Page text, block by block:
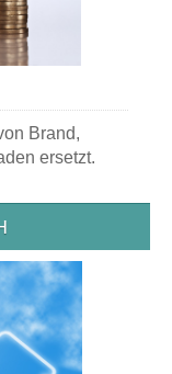
Brand,
ersetzt.